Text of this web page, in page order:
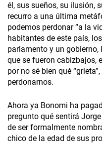
él, sus sueños, su ilusión,
recurro a una última
podemos perdonar “a la
habitantes de este país,
parlamento y un
que se fueron cabizbajos,
por no sé bien qué
perdonarnos.
Ahora ya Bonomi ha
pregunto qué sentirá
de ser formalmente
chico de la edad de sus